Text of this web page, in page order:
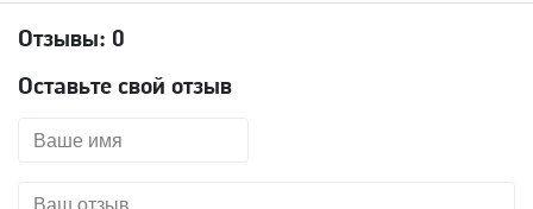
Отзывы: 0
Оставьте свой отзыв